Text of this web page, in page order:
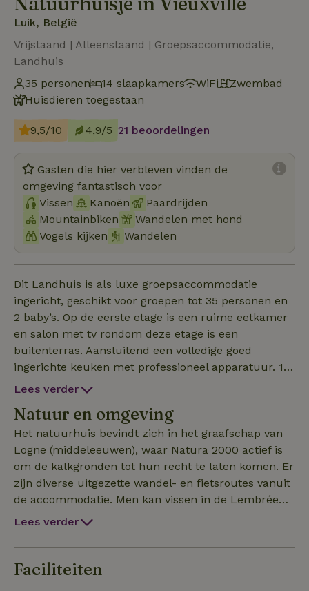
Luik, België
Vrijstaand | Alleenstaand | Groepsaccommodatie,
Landhuis
35 personen
14 slaapkamers WiFi
Zwembad
Huisdieren toegestaan
9,5/10 4,9/5 21 beoordelingen
Gasten die hier verbleven vinden de
omgeving fantastisch voor
Vissen
Kanoën
Paardrijden
Mountainbiken
Wandelen met hond
Vogels kijken
Wandelen
Dit Landhuis is als luxe groepsaccommodatie
ingericht, geschikt voor groepen tot 35 personen en
2 baby’s. Op de eerste etage is een ruime eetkamer
en salon met tv rondom deze etage is een
buitenterras. Aansluitend een volledige goed
ingerichte keuken met professioneel apparatuur. 14
Slaapkamers met luxe boxsprings, alle kamers
badkamer. Het souterrain is ingericht als
recreatieruimte met o.a. bar met koeling,
snookertafel, pokertafel, kicker en div. andere
spellen. Het natuurhuis beschikt over een ruime
tuin met zwembad +/- 125 m² met kinderbad en
duikplank, Jeu de boulesbaan, speeltuin,
speelweide, grote sauna 7 ligplaatsen,
tuinmeubilair om in deze zonnige gezellige tuin te
vertoeven. In de rivier De Lembrée die aan de tuin
Lees verder
Natuur en omgeving
Het natuurhuis bevindt zich in het graafschap van
Logne (middeleeuwen), waar Natura 2000 actief is
om de kalkgronden tot hun recht te laten komen. Er
zijn diverse uitgezette wandel- en fietsroutes vanuit
de accommodatie. Men kan vissen in de Lembrée
en in de Ourthe. Buitensporten zijn er in de
(500 meter) kan men kano's en fietsen huren.
Verder zijn in de omgeving te bezoeken: pittoreske
Lees verder
Faciliteiten